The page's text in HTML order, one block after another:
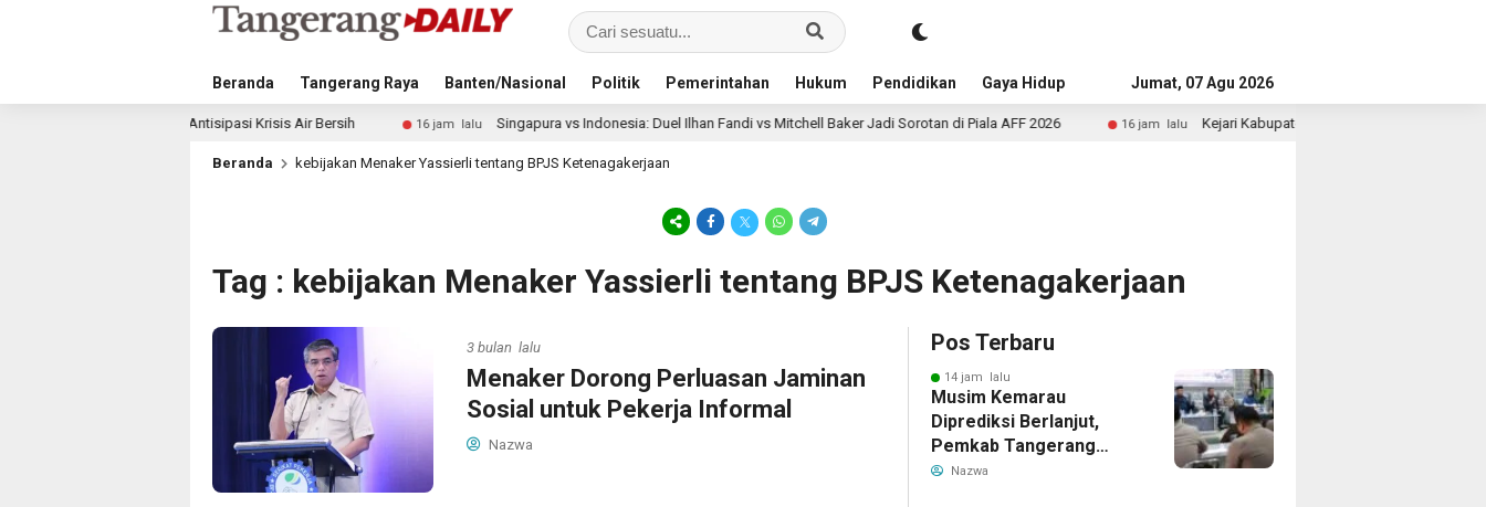
Beranda Tangerang Raya Banten/Nasional Politik Pemerintahan Hukum Pendidikan Gaya Hidup Advertorial
Jumat, 07 Agu 2026
Antisipasi Krisis Air Bersih 16 jam lalu Singapura vs Indonesia: Duel Ilhan Fandi vs Mitchell Baker Jadi Sorotan di Piala AFF 2026 16 jam lalu Kejari Kabupaten Tangerang Temukan Siswa Fiktif dalam
Beranda kebijakan Menaker Yassierli tentang BPJS Ketenagakerjaan
Tag : kebijakan Menaker Yassierli tentang BPJS Ketenagakerjaan
3 bulan lalu
Menaker Dorong Perluasan Jaminan
Sosial untuk Pekerja Informal
Nazwa
Pos Terbaru
14 jam lalu
Musim Kemarau
Diprediksi Berlanjut,
Pemkab Tangerang
Siapkan Langkah
Nazwa